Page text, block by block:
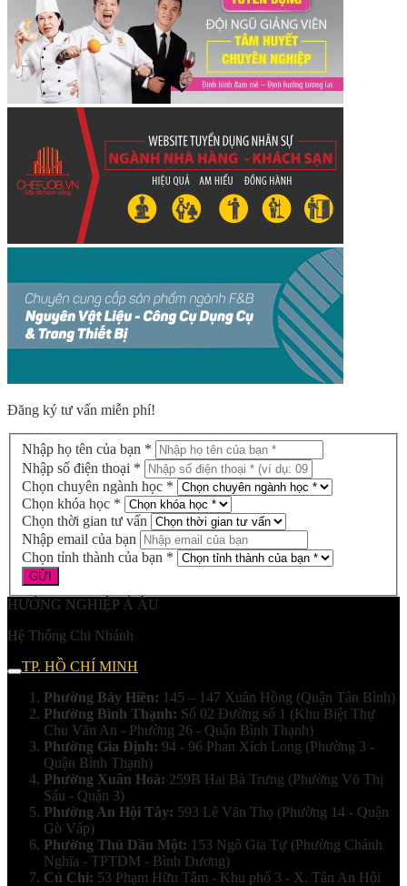
Đăng ký tư vấn miễn phí!
Nhập họ tên của bạn *
Nhập số điện thoại *
Chọn chuyên ngành học *
Chọn khóa học *
Chọn thời gian tư vấn
Nhập email của bạn
Chọn tỉnh thành của bạn *
HƯỚNG NGHIỆP Á ÂU
Hệ Thống Chi Nhánh
TP. HỒ CHÍ MINH
Phường Bảy Hiền: 145 – 147 Xuân Hồng (Quận Tân Bình)
Phường Bình Thạnh: Số 02 Đường số 1 (Khu Biệt Thự
Chu Văn An - Phường 26 - Quận Bình Thạnh)
Phường Gia Định: 94 - 96 Phan Xích Long (Phường 3 -
Quận Bình Thạnh)
Phường Xuân Hoà: 259B Hai Bà Trưng (Phường Võ Thị
Sáu - Quận 3)
Phường An Hội Tây: 593 Lê Văn Thọ (Phường 14 - Quận
Gò Vấp)
Phường Thủ Dầu Một: 153 Ngô Gia Tự (Phường Chánh
Nghĩa - TPTDM - Bình Dương)
Củ Chi: 53 Phạm Hữu Tâm - Khu phố 3 - X. Tân An Hội